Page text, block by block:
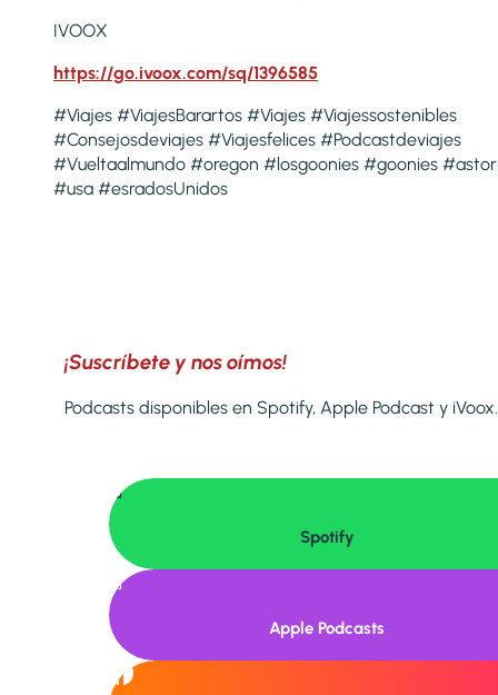
IVOOX
https://go.ivoox.com/sq/1396585
#Viajes #ViajesBarartos #Viajes #Viajessostenibles
#Consejosdeviajes #Viajesfelices #Podcastdeviajes
#Vueltaalmundo #oregon #losgoonies #goonies
#usa #esradosUnidos
¡Suscríbete y nos oímos!
Podcasts disponibles en Spotify, Apple Podcast y iVoox.

Spotify

Apple Podcasts